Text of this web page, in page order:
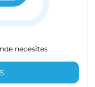
necesites